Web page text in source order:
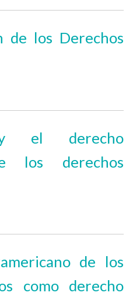
de los Derechos
el derecho
los derechos
de los
como derecho